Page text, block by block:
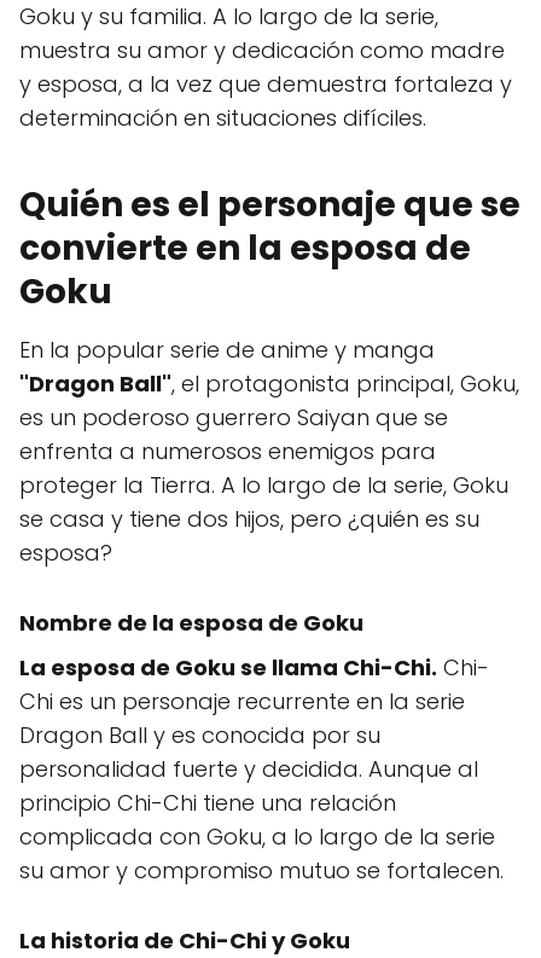
Goku y su familia. A lo largo de la serie,
muestra su amor y dedicación como madre
y esposa, a la vez que demuestra fortaleza y
determinación en situaciones difíciles.
Quién es el personaje que se
convierte en la esposa de
Goku
En la popular serie de anime y manga
"Dragon Ball", el protagonista principal, Goku,
es un poderoso guerrero Saiyan que se
enfrenta a numerosos enemigos para
proteger la Tierra. A lo largo de la serie, Goku
se casa y tiene dos hijos, pero ¿quién es su
esposa?
Nombre de la esposa de Goku
La esposa de Goku se llama Chi-Chi. Chi-
Chi es un personaje recurrente en la serie
Dragon Ball y es conocida por su
personalidad fuerte y decidida. Aunque al
principio Chi-Chi tiene una relación
complicada con Goku, a lo largo de la serie
su amor y compromiso mutuo se fortalecen.
La historia de Chi-Chi y Goku